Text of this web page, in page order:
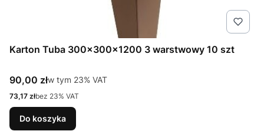
Karton Tuba 300x300x1200 3 warstwowy 10 szt
Cena brutto
90,00 złw tym %s VAT
w tym 23% VAT
Cena netto
73,17 złbez 23% VAT
Do koszyka